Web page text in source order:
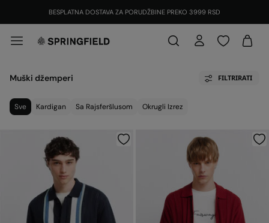
BESPLATNA DOSTAVA ZA PORUDŽBINE PREKO 3999 RSD
Muški džemperi FILTRIRATI
Sve Kardigan Sa Rajsferšlusom Okrugli Izrez